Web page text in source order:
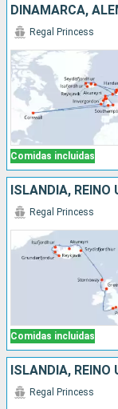
Comidas incluidas
Regal Princess
ISLANDIA, REINO
Comidas incluidas
Regal Princess
ISLANDIA, REINO
Regal Princess